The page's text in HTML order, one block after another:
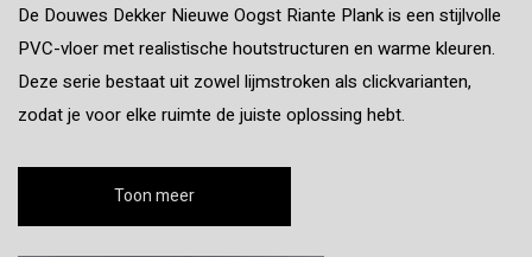
De Douwes Dekker Nieuwe Oogst Riante Plank is een stijlvolle
PVC-vloer met realistische houtstructuren en warme kleuren.
Deze serie bestaat uit zowel lijmstroken als clickvarianten,
zodat je voor elke ruimte de juiste oplossing hebt.
Toon meer